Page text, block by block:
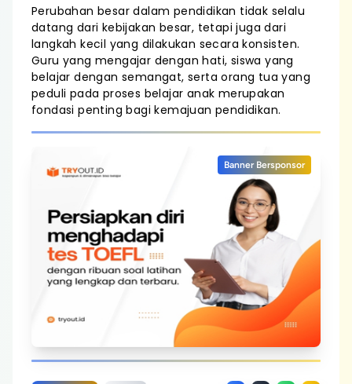
Perubahan besar dalam pendidikan tidak selalu
datang dari kebijakan besar, tetapi juga dari
langkah kecil yang dilakukan secara konsisten.
Guru yang mengajar dengan hati, siswa yang
belajar dengan semangat, serta orang tua yang
peduli pada proses belajar anak merupakan
fondasi penting bagi kemajuan pendidikan.
Banner Bersponsor